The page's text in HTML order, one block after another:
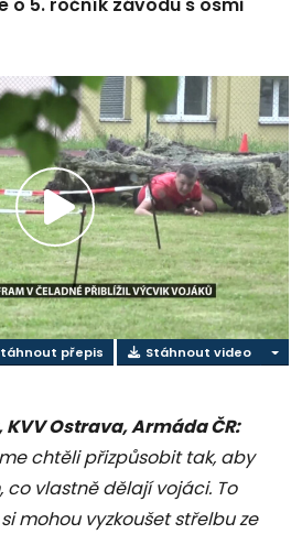
o 5. ročník závodu s osmi
Přehrát
video
přepis Stáhnout video
Ostrava, Armáda ČR:
chtěli přizpůsobit tak, aby
co vlastně dělají vojáci. To
mohou vyzkoušet střelbu ze